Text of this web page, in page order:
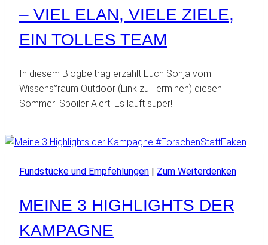
– VIEL ELAN, VIELE ZIELE,
EIN TOLLES TEAM
In diesem Blogbeitrag erzählt Euch Sonja vom
Wissens°raum Outdoor (Link zu Terminen) diesen
Sommer! Spoiler Alert: Es läuft super!
Fundstücke und Empfehlungen Zum Weiterdenken
MEINE 3 HIGHLIGHTS DER
KAMPAGNE